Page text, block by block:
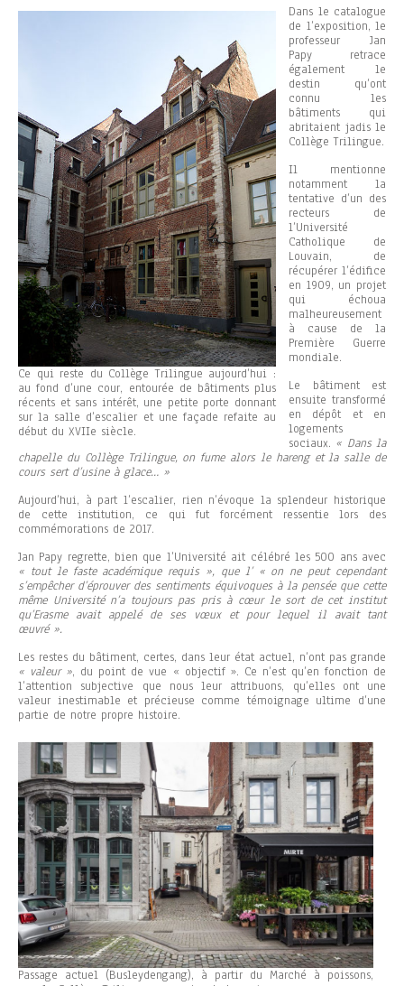
Ce qui reste du Collège Trilingue aujourd’hui :
au fond d’une cour, entourée de bâtiments plus
récents et sans intérêt, une petite porte donnant
sur la salle d’escalier et une façade refaite au
début du XVIIe siècle.
Dans le catalogue
de l’exposition, le
professeur Jan
Papy retrace
également le
destin qu’ont
connu les
bâtiments qui
abritaient jadis le
Collège Trilingue.
Il mentionne
notamment la
tentative d’un des
recteurs de
l’Université
Catholique de
Louvain, de
récupérer l’édifice
en 1909, un projet
qui échoua
malheureusement
à cause de la
Première Guerre
mondiale.
Le bâtiment est
ensuite transformé
en dépôt et en
logements
sociaux. « Dans la
chapelle du Collège Trilingue, on fume alors le hareng et la salle de
cours sert d’usine à glace… »
Aujourd’hui, à part l’escalier, rien n’évoque la splendeur historique
de cette institution, ce qui fut forcément ressentie lors des
commémorations de 2017.
Jan Papy regrette, bien que l’Université ait célébré les 500 ans avec
« tout le faste académique requis », que l’ « on ne peut cependant
s’empêcher d’éprouver des sentiments équivoques à la pensée que cette
même Université n’a toujours pas pris à cœur le sort de cet institut
qu’Erasme avait appelé de ses vœux et pour lequel il avait tant
œuvré ».
Les restes du bâtiment, certes, dans leur état actuel, n’ont pas grande
« valeur », du point de vue « objectif ». Ce n’est qu’en fonction de
l’attention subjective que nous leur attribuons, qu’elles ont une
valeur inestimable et précieuse comme témoignage ultime d’une
partie de notre propre histoire.
Passage actuel (Busleydengang), à partir du Marché à poissons,